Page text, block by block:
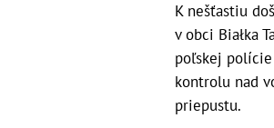
K nešťastiu
v obci Białka
poľskej
kontrolu nad
priepustu.